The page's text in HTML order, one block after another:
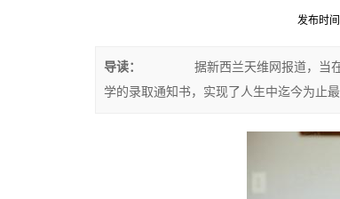
发布时
导读：
据新西兰天维网报道，当在罗
学的录取通知书，实现了人生中迄今为